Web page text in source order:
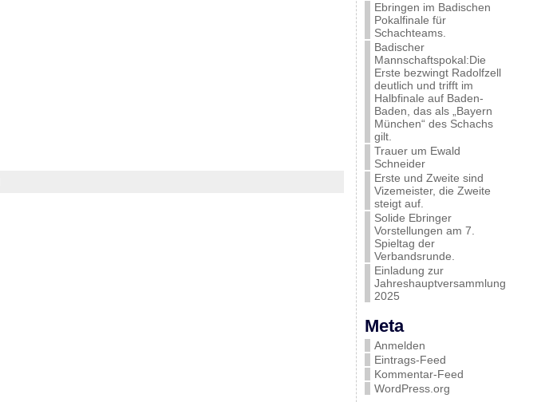
Ebringen im Badischen
Pokalfinale für
Schachteams.
Badischer
Mannschaftspokal:Die
Erste bezwingt Radolfzell
deutlich und trifft im
Halbfinale auf Baden-
Baden, das als „Bayern
München“ des Schachs
gilt.
Trauer um Ewald
Schneider
Erste und Zweite sind
Vizemeister, die Zweite
steigt auf.
Solide Ebringer
Vorstellungen am 7.
Spieltag der
Verbandsrunde.
Einladung zur
Jahreshauptversammlung
2025
Meta
Anmelden
Eintrags-Feed
Kommentar-Feed
WordPress.org